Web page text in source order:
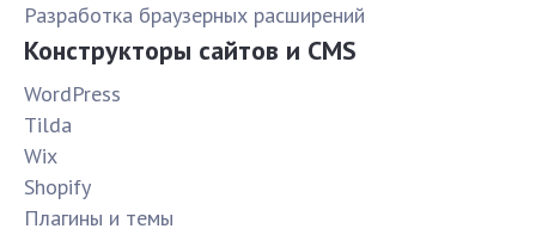
Разработка браузерных расширений
Конструкторы сайтов и CMS
WordPress
Tilda
Wix
Shopify
Плагины и темы